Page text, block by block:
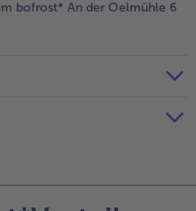
bofrost* An der Oelmühle 6